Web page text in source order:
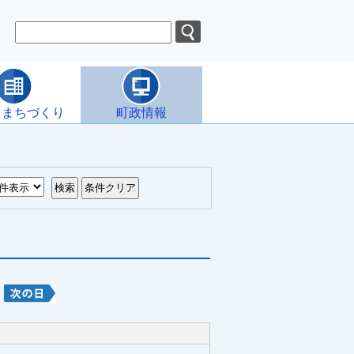
ちづくり 町政情報